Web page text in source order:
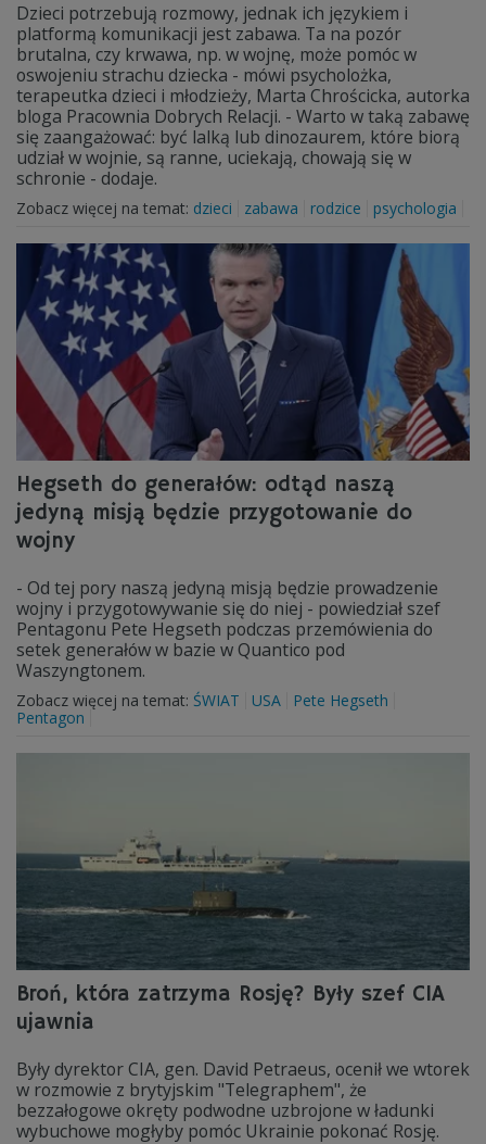
Dzieci potrzebują rozmowy, jednak ich językiem i
platformą komunikacji jest zabawa. Ta na pozór
brutalna, czy krwawa, np. w wojnę, może pomóc w
oswojeniu strachu dziecka - mówi psycholożka,
terapeutka dzieci i młodzieży, Marta Chrościcka, autorka
bloga Pracownia Dobrych Relacji. - Warto w taką zabawę
się zaangażować: być lalką lub dinozaurem, które biorą
udział w wojnie, są ranne, uciekają, chowają się w
schronie - dodaje.
Zobacz więcej na temat: dzieci zabawa rodzice psychologia
Hegseth do generałów: odtąd naszą
jedyną misją będzie przygotowanie do
wojny
- Od tej pory naszą jedyną misją będzie prowadzenie
wojny i przygotowywanie się do niej - powiedział szef
Pentagonu Pete Hegseth podczas przemówienia do
setek generałów w bazie w Quantico pod
Waszyngtonem.
Zobacz więcej na temat: ŚWIAT USA
Pete Hegseth
Pentagon
Broń, która zatrzyma Rosję? Były szef CIA
ujawnia
Były dyrektor CIA, gen. David Petraeus, ocenił we wtorek
w rozmowie z brytyjskim "Telegraphem", że
bezzałogowe okręty podwodne uzbrojone w ładunki
wybuchowe mogłyby pomóc Ukrainie pokonać Rosję.